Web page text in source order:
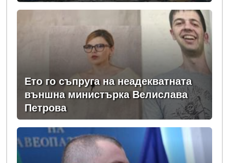
Ето го съпруга на неадекватната
външна министърка Велислава
Петрова